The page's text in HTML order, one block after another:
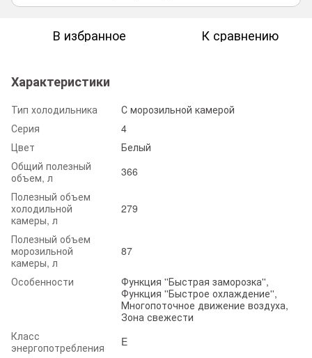
В избранное К сравнению
Характеристики
Тип холодильника
С морозильной камерой
Серия
4
Цвет
Белый
Общий полезный
объем, л
366
Полезный объем
холодильной
камеры, л
279
Полезный объем
морозильной
камеры, л
87
Особенности
Функция ''Быстрая заморозка'',
Функция ''Быстрое охлаждение'',
Многопоточное движение воздуха,
Зона свежести
Класс
энергопотребления
E